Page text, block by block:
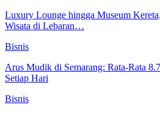
Luxury Lounge hingga Museum
Wisata di Lebaran…
Bisnis
Arus Mudik di Semarang: Rata-Rata
Setiap Hari
Bisnis